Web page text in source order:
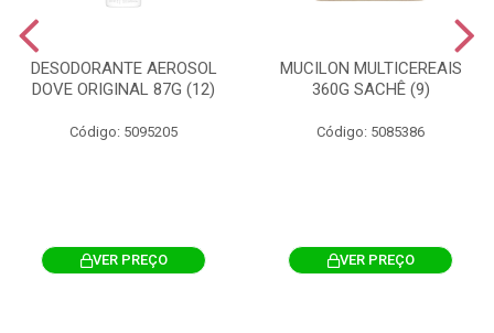
DESODORANTE AEROSOL
DOVE ORIGINAL 87G (12)
Código: 5095205
VER PREÇO
MUCILON MULTICEREAIS
360G SACHÊ (9)
Código: 5085386
VER PREÇO